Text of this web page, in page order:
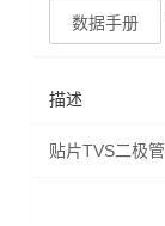
数据手册
描述
贴片TVS二极管